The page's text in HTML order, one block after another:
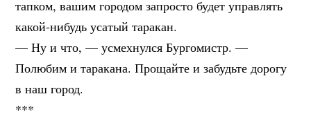
тапком, вашим городом запросто будет управлять
какой-нибудь усатый таракан.
— Ну и что, — усмехнулся Бургомистр. —
Полюбим и таракана. Прощайте и забудьте дорогу
в наш город.
***